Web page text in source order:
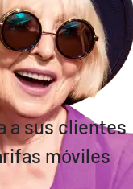
a sus clientes
móviles